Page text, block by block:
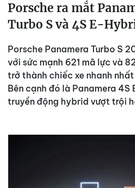
Porsche ra mắt
Turbo S và 4S E-
Porsche Panamera Turbo S
với sức mạnh 621 mã lực và
trở thành chiếc xe nhanh
Bên cạnh đó là Panamera 4S
truyền động hybrid vượt trội